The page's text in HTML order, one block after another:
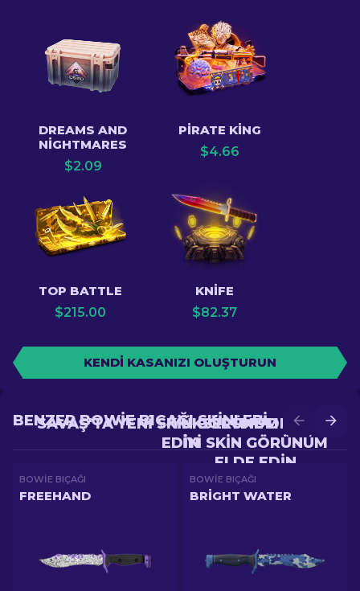
DREAMS AND
NIGHTMARES
$2.09
PIRATE KING
$4.66
TOP BATTLE
$215.00
KNIFE
$82.37
KENDI KASANIZI OLUŞTURUN
YÜKSELTME'DE DAHA
IYI SKIN GÖRÜNÜM
ELDE EDIN
SAVAŞ'TA YENI SKIN GÖRÜNÜM ELDE
EDIN
BENZER BOWIE BIÇAĞI SKINLERI
BOWIE BIÇAĞI
FREEHAND
BOWIE BIÇAĞI
BRIGHT WATER